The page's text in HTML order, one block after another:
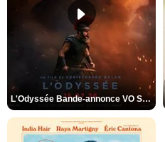
L'Odyssée Bande-annonce VO STFR